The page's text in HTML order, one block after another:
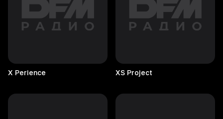
X Perience XS Project